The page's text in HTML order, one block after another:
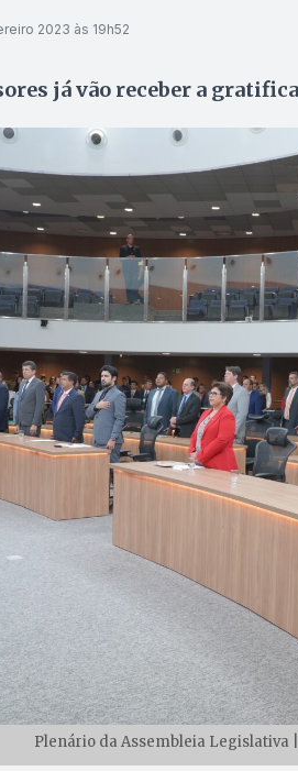
2023 às 19h52
já vão receber a
Plenário da Assembleia Legislativa